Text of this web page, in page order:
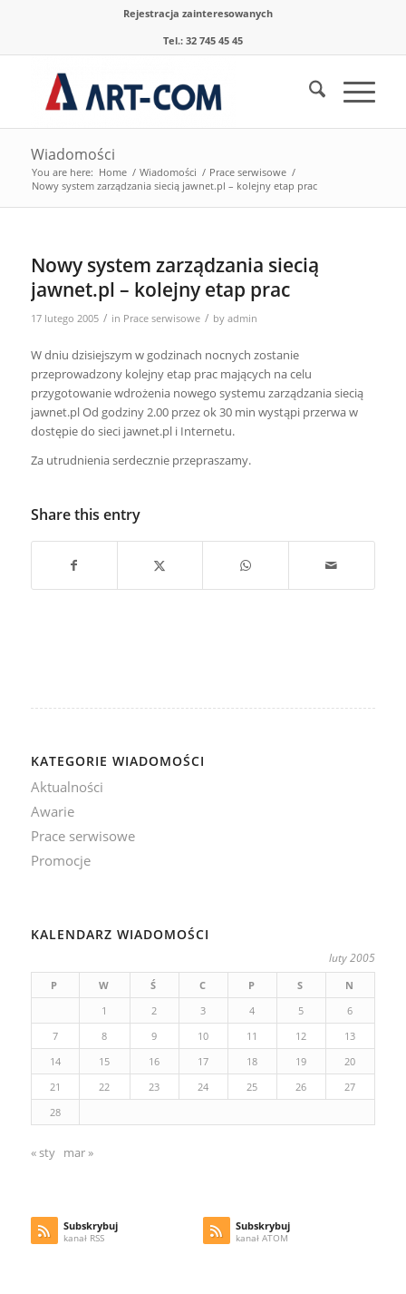
Rejestracja zainteresowanych
Tel.: 32 745 45 45
Wiadomości
You are here: Home / Wiadomości / Prace serwisowe /
Nowy system zarządzania siecią jawnet.pl – kolejny etap prac
Nowy system zarządzania siecią
jawnet.pl – kolejny etap prac
17 lutego 2005 / in Prace serwisowe / by admin
W dniu dzisiejszym w godzinach nocnych zostanie
przeprowadzony kolejny etap prac mających na celu
przygotowanie wdrożenia nowego systemu zarządzania siecią
jawnet.pl Od godziny 2.00 przez ok 30 min wystąpi przerwa w
dostępie do sieci jawnet.pl i Internetu.
Za utrudnienia serdecznie przepraszamy.
Share this entry
KATEGORIE WIADOMOŚCI
Aktualności
Awarie
Prace serwisowe
Promocje
KALENDARZ WIADOMOŚCI
luty 2005
P W Ś C P S
N
1
2 3 4 5
6
7
8 9 10 11 12
13
14
15 16 17 18 19
20
21
22 23 24 25 26
27
28
« sty mar »
Subskrybuj
kanał RSS
Subskrybuj
kanał ATOM